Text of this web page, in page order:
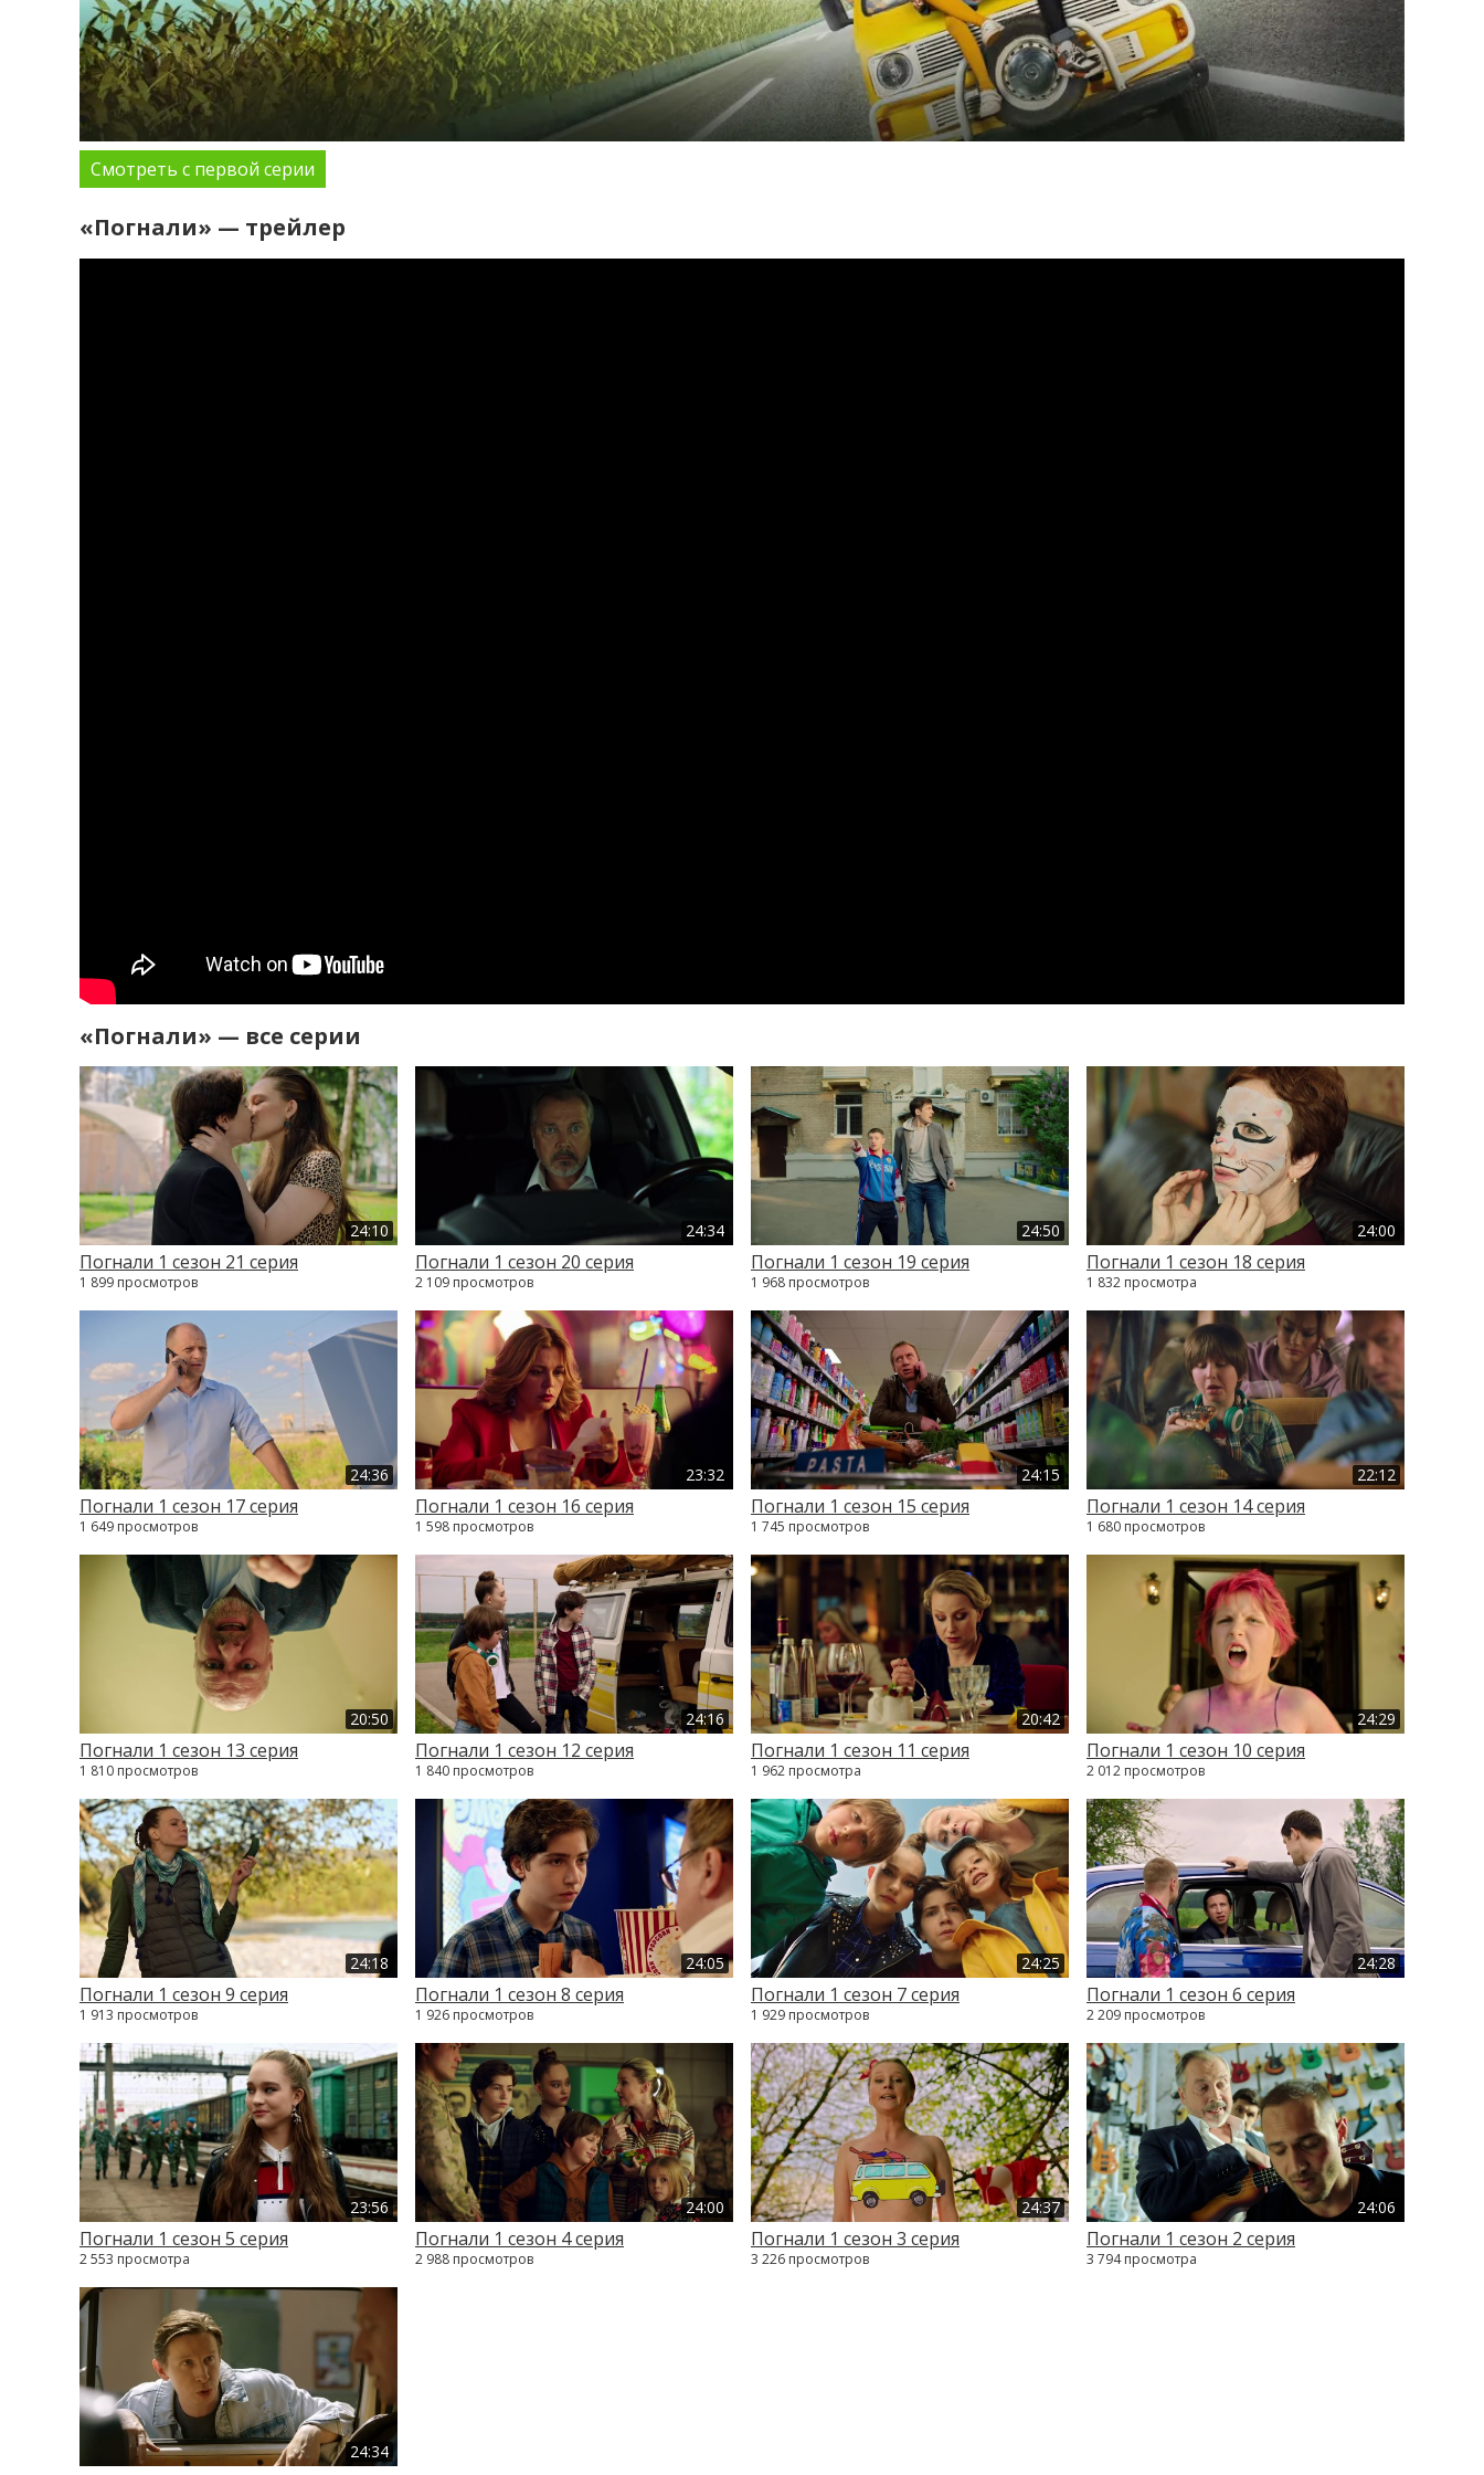
Смотреть с первой серии
«Погнали» — трейлер
«Погнали» — все серии
24:10
Погнали 1 сезон 21 серия
1 899 просмотров
24:34
Погнали 1 сезон 20 серия
2 109 просмотров
24:50
Погнали 1 сезон 19 серия
1 968 просмотров
24:00
Погнали 1 сезон 18 серия
1 832 просмотра
24:36
Погнали 1 сезон 17 серия
1 649 просмотров
23:32
Погнали 1 сезон 16 серия
1 598 просмотров
24:15
Погнали 1 сезон 15 серия
1 745 просмотров
22:12
Погнали 1 сезон 14 серия
1 680 просмотров
20:50
Погнали 1 сезон 13 серия
1 810 просмотров
24:16
Погнали 1 сезон 12 серия
1 840 просмотров
20:42
Погнали 1 сезон 11 серия
1 962 просмотра
24:29
Погнали 1 сезон 10 серия
2 012 просмотров
24:18
Погнали 1 сезон 9 серия
1 913 просмотров
24:05
Погнали 1 сезон 8 серия
1 926 просмотров
24:25
Погнали 1 сезон 7 серия
1 929 просмотров
24:28
Погнали 1 сезон 6 серия
2 209 просмотров
23:56
Погнали 1 сезон 5 серия
2 553 просмотра
24:00
Погнали 1 сезон 4 серия
2 988 просмотров
24:37
Погнали 1 сезон 3 серия
3 226 просмотров
24:06
Погнали 1 сезон 2 серия
3 794 просмотра
24:34